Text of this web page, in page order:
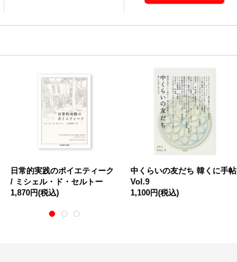
日常的実践のポイエティーク
/ ミシェル・ド・セルトー
1,870円(税込)
中くらいの友だち 韓くに手帖
Vol.9
1,100円(税込)